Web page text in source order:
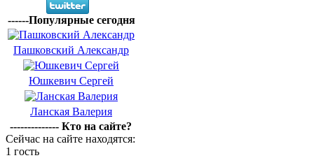
------Популярные сегодня
Пашковский Александр
Юшкевич Сергей
Ланская Валерия
-------------- Кто на сайте?
Сейчас на сайте находятся:
1 гость